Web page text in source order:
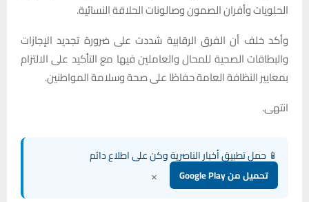
الحلويات وأفران الصمون وصالونات الحلاقة النسائية.
وأكد خلف أن الفرق الرقابية شددت على ضرورة تجديد الإجازات
والبطاقات الصحية للمحال والعاملين فيها مع التأكيد على الالتزام
بمعايير النظافة العامة حفاظا على صحة وسلامة المواطنين.
انتهى.
📱 حمل تطبيق أخبار الناصرية وكن على اطلاع دائم
تحميل من Google Play ×